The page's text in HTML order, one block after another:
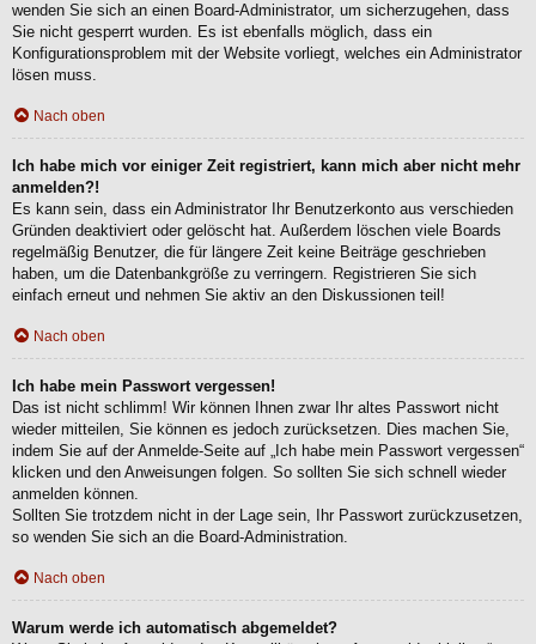
wenden Sie sich an einen Board-Administrator, um sicherzugehen, dass
Sie nicht gesperrt wurden. Es ist ebenfalls möglich, dass ein
Konfigurationsproblem mit der Website vorliegt, welches ein Administrator
lösen muss.
Nach oben
Ich habe mich vor einiger Zeit registriert, kann mich aber nicht mehr
anmelden?!
Es kann sein, dass ein Administrator Ihr Benutzerkonto aus verschieden
Gründen deaktiviert oder gelöscht hat. Außerdem löschen viele Boards
regelmäßig Benutzer, die für längere Zeit keine Beiträge geschrieben
haben, um die Datenbankgröße zu verringern. Registrieren Sie sich
einfach erneut und nehmen Sie aktiv an den Diskussionen teil!
Nach oben
Ich habe mein Passwort vergessen!
Das ist nicht schlimm! Wir können Ihnen zwar Ihr altes Passwort nicht
wieder mitteilen, Sie können es jedoch zurücksetzen. Dies machen Sie,
indem Sie auf der Anmelde-Seite auf „Ich habe mein Passwort vergessen“
klicken und den Anweisungen folgen. So sollten Sie sich schnell wieder
anmelden können.
Sollten Sie trotzdem nicht in der Lage sein, Ihr Passwort zurückzusetzen,
so wenden Sie sich an die Board-Administration.
Nach oben
Warum werde ich automatisch abgemeldet?